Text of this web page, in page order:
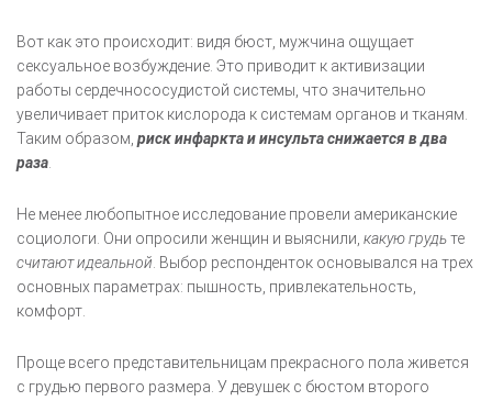
Вот как это происходит: видя бюст, мужчина ощущает
сексуальное возбуждение. Это приводит к активизации
работы сердечнососудистой системы, что значительно
увеличивает приток кислорода к системам органов и тканям.
Таким образом, риск инфаркта и инсульта снижается в два
раза
Не менее любопытное исследование провели американские
социологи. Они опросили женщин и выяснили, какую грудьте
считают идеальной . Выбор респонденток основывался на трех
основных параметрах: пышность, привлекательность,
комфорт.
Проще всего представительницам прекрасного пола живется
с грудью первого размера. У девушек с бюстом второго